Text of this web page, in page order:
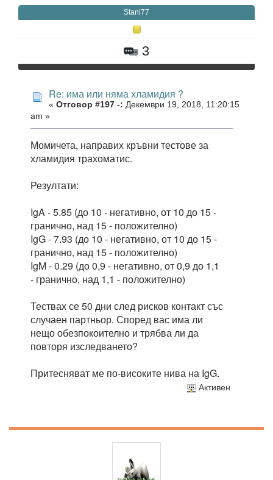
Stani77
3
Re: има или няма хламидия ?
« Отговор #197 -: Декември 19, 2018, 11:20:15
am »
Момичета, направих кръвни тестове за
хламидия трахоматис.
Резултати:
IgA - 5.85 (до 10 - негативно, от 10 до 15 -
гранично, над 15 - положително)
IgG - 7.93 (до 10 - негативно, от 10 до 15 -
гранично, над 15 - положително)
IgM - 0.29 (до 0,9 - негативно, от 0,9 до 1,1
- гранично, над 1,1 - положително)
Тествах се 50 дни след рисков контакт със
случаен партньор. Според вас има ли
нещо обезпокоително и трябва ли да
повторя изследването?
Притесняват ме по-високите нива на IgG.
Активен